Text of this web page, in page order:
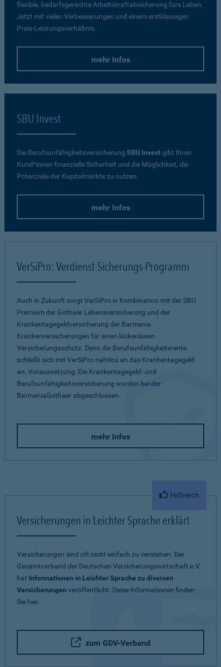
flexible, bedarfsgerechte Arbeitskraftabsicherung fürs Leben.
Jetzt mit vielen Verbesserungen und einem erstklassigen
Preis-Leistungsverhältnis.
mehr Infos
SBU Invest
Die Berufsunfähigkeitsversicherung SBU Investgibt Ihren
Kund*innen finanzielle Sicherheit und die Möglichkeit, die
Potenziale der Kapitalmärkte zu nutzen.
mehr Infos
VerSiPro: Verdienst-Sicherungs-Programm
Auch in Zukunft sorgt VerSiPro in Kombination mit der SBU
Premium der Gothaer Lebensversicherung und der
Krankentagegeldversicherung der Barmenia
Krankenversicherungen für einen lückenlosen
Versicherungsschutz. Denn die Berufsunfähigkeitsrente
schließt sich mit VerSiPro nahtlos an das Krankentagegeld
an. Voraussetzung: Die Krankentagegeld- und
Berufsunfähigkeitsversicherung wurden bei der
BarmeniaGothaer abgeschlossen.
mehr Infos
Hilfreich
Versicherungen in Leichter Sprache erklärt
Versicherungen sind oft nicht einfach zu verstehen. Der
Gesamtverband der Deutschen Versicherungswirtschaft e.V.
hat Informationen in Leichter Sprache zu diversen
Versicherungen veröffentlicht. Diese Informationen finden
Sie hier.
zum GDV-Verband